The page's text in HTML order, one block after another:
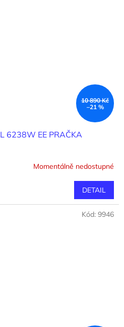
10 890 Kč
–21 %
6238W EE PRAČKA
Momentálně nedostupné
DETAIL
Kód: 9946